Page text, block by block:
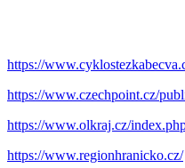
https://
https://www.czechpoint.cz/
https://www.olkraj.cz/
https://www.regionhranicko.cz/